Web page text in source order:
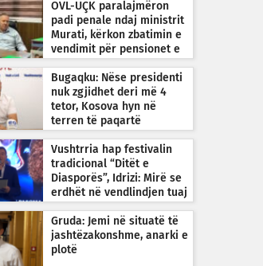
OVL-UÇK paralajmëron
padi penale ndaj ministrit
Murati, kërkon zbatimin e
vendimit për pensionet e
Bugaqku: Nëse presidenti
nuk zgjidhet deri më 4
tetor, Kosova hyn në
terren të paqartë
Vushtrria hap festivalin
tradicional “Ditët e
Diasporës”, Idrizi: Mirë se
erdhët në vendlindjen tuaj
Gruda: Jemi në situatë të
jashtëzakonshme, anarki e
plotë